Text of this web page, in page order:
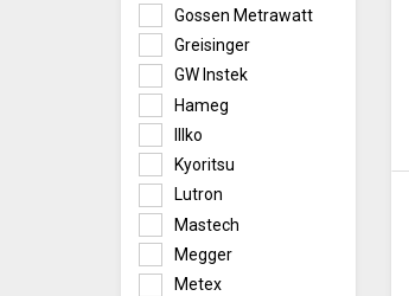
Gossen Metrawatt
Greisinger
GW Instek
Hameg
Illko
Kyoritsu
Lutron
Mastech
Megger
Metex